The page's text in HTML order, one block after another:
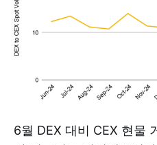
6월 DEX 대비 CEX 현물